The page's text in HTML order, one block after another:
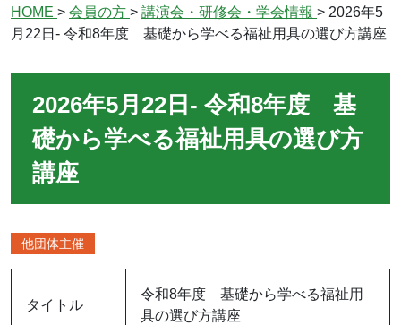
HOME > 会員の方 > 講演会・研修会・学会情報 > 2026年5
月22日- 令和8年度 基礎から学べる福祉用具の選び方講座
2026年5月22日- 令和8年度 基
礎から学べる福祉用具の選び方
講座
他団体主催
タイトル
令和8年度 基礎から学べる福祉用
具の選び方講座